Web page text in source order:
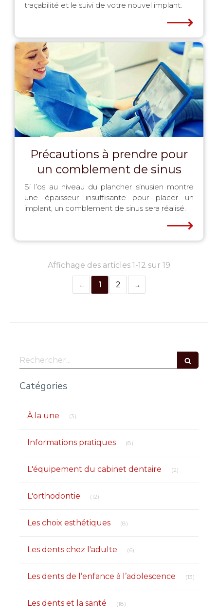
traçabilité et le suivi de votre nouvel implant.
⟶
Précautions à prendre pour
un comblement de sinus
Si l’os au niveau du plancher sinusien montre
une épaisseur insuffisante pour placer un
implant, un comblement de sinus sera réalisé.
⟶
Affichage des articles 1-12 sur 19
1 2
Rechercher
Catégories
À la une (3)
Informations pratiques (8)
L'équipement du cabinet dentaire (2)
L'orthodontie (12)
Les choix esthétiques (8)
Les dents chez l'adulte (6)
Les dents de l’enfance à l’adolescence (13)
Les dents et la santé (18)